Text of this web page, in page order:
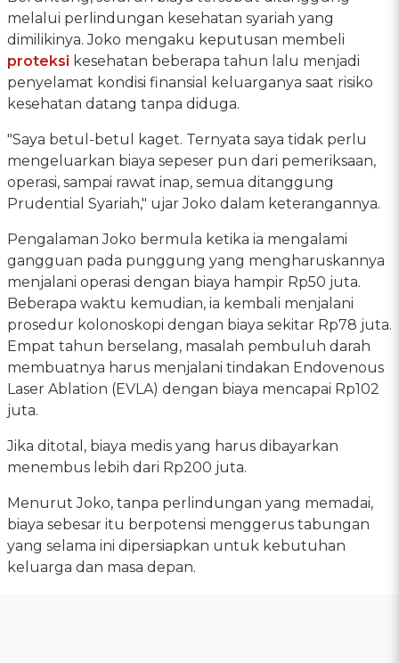
melalui perlindungan kesehatan syariah yang
dimilikinya. Joko mengaku keputusan membeli
proteksi kesehatan beberapa tahun lalu menjadi
penyelamat kondisi finansial keluarganya saat risiko
kesehatan datang tanpa diduga.
"Saya betul-betul kaget. Ternyata saya tidak perlu
mengeluarkan biaya sepeser pun dari pemeriksaan,
operasi, sampai rawat inap, semua ditanggung
Prudential Syariah," ujar Joko dalam keterangannya.
Pengalaman Joko bermula ketika ia mengalami
gangguan pada punggung yang mengharuskannya
menjalani operasi dengan biaya hampir Rp50 juta.
Beberapa waktu kemudian, ia kembali menjalani
prosedur kolonoskopi dengan biaya sekitar Rp78 juta.
Empat tahun berselang, masalah pembuluh darah
membuatnya harus menjalani tindakan Endovenous
Laser Ablation (EVLA) dengan biaya mencapai Rp102
juta.
Jika ditotal, biaya medis yang harus dibayarkan
menembus lebih dari Rp200 juta.
Menurut Joko, tanpa perlindungan yang memadai,
biaya sebesar itu berpotensi menggerus tabungan
yang selama ini dipersiapkan untuk kebutuhan
keluarga dan masa depan.